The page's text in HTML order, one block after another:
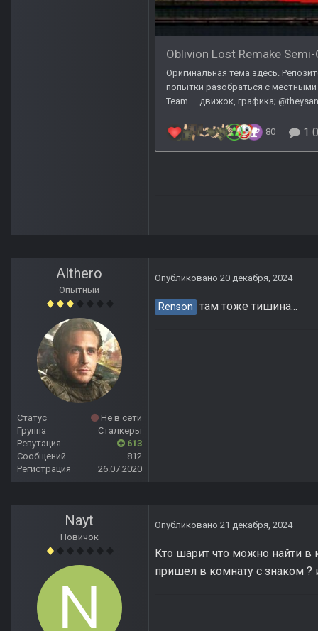
Althero
Опытный
Статус
Не в сети
Группа
Сталкеры
Репутация
613
Сообщений
812
Регистрация
26.07.2020
Опубликовано 20 декабря, 2024
Renson там тоже тишина...
Nayt
Новичок
Опубликовано 21 декабря, 2024
Кто шарит что можно найти в
пришел в комнату с знаком ?